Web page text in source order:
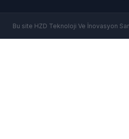
Bu site HZD Teknoloji Ve İnovasyon